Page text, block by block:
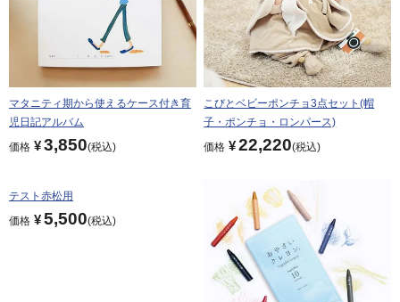
マタニティ期から使えるケース付き育
児日記アルバム
価格 ¥3,850 税込
こびとベビーポンチョ3点セット(帽
子・ポンチョ・ロンパース)
価格 ¥22,220 税込
テスト赤松用
価格 ¥5,500 税込